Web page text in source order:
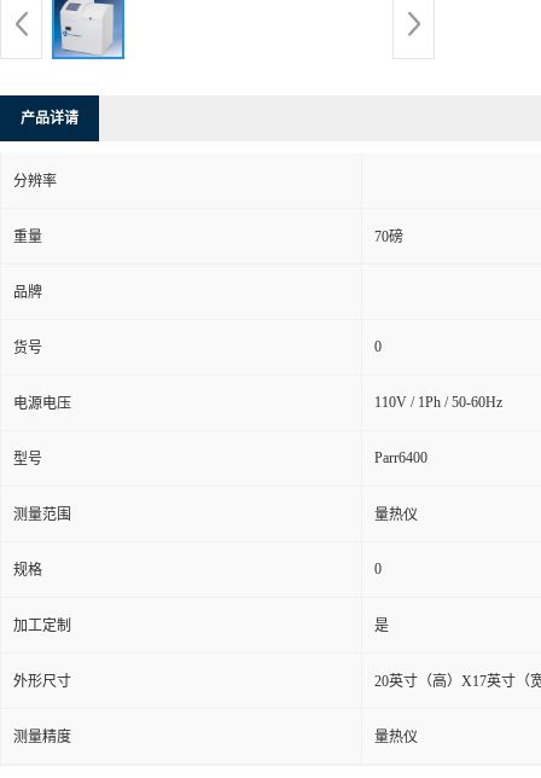
产品详请
分辨率
重量 70磅
品牌
货号 0
电源电压 110V / 1Ph / 50-60Hz
型号 Parr6400
测量范围 量热仪
规格 0
加工定制 是
外形尺寸 20英寸（高）X17英寸（
测量精度 量热仪